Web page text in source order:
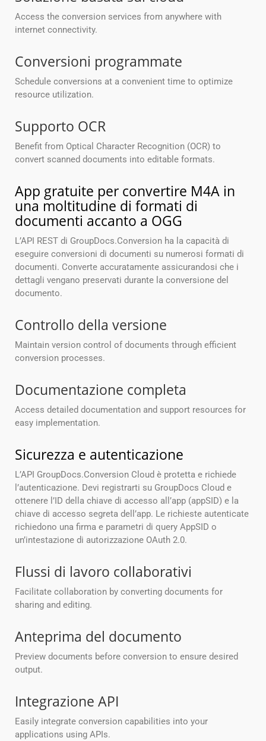
Access the conversion services from anywhere with
internet connectivity.
Conversioni programmate
Schedule conversions at a convenient time to optimize
resource utilization.
Supporto OCR
Benefit from Optical Character Recognition (OCR) to
convert scanned documents into editable formats.
App gratuite per convertire M4A in
una moltitudine di formati di
documenti accanto a OGG
L’API REST di GroupDocs.Conversion ha la capacità di
eseguire conversioni di documenti su numerosi formati di
documenti. Converte accuratamente assicurandosi che i
dettagli vengano preservati durante la conversione del
documento.
Controllo della versione
Maintain version control of documents through efficient
conversion processes.
Documentazione completa
Access detailed documentation and support resources for
easy implementation.
Sicurezza e autenticazione
L’API GroupDocs.Conversion Cloud è protetta e richiede
l’autenticazione. Devi registrarti su GroupDocs Cloud e
ottenere l’ID della chiave di accesso all’app (appSID) e la
chiave di accesso segreta dell’app. Le richieste autenticate
richiedono una firma e parametri di query AppSID o
un’intestazione di autorizzazione OAuth 2.0.
Flussi di lavoro collaborativi
Facilitate collaboration by converting documents for
sharing and editing.
Anteprima del documento
Preview documents before conversion to ensure desired
output.
Integrazione API
Easily integrate conversion capabilities into your
applications using APIs.